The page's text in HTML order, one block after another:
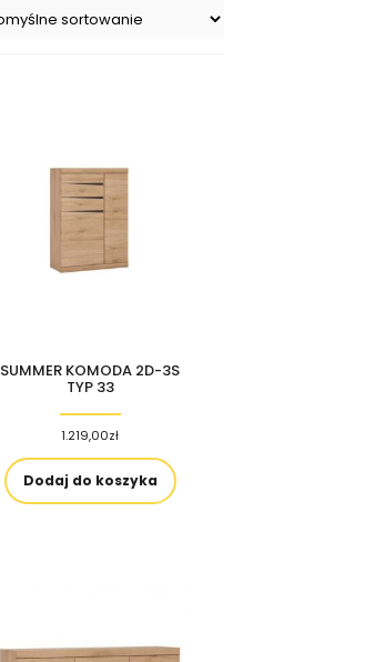
SUMMER KOMODA 2D-3S
TYP 33
1.219,00zł
Dodaj do koszyka